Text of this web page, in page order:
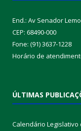
End.: Av Senador
CEP: 68490-000
Fone: (91) 3637-1228
Horário de
ÚLTIMAS
Calendário Legislativo